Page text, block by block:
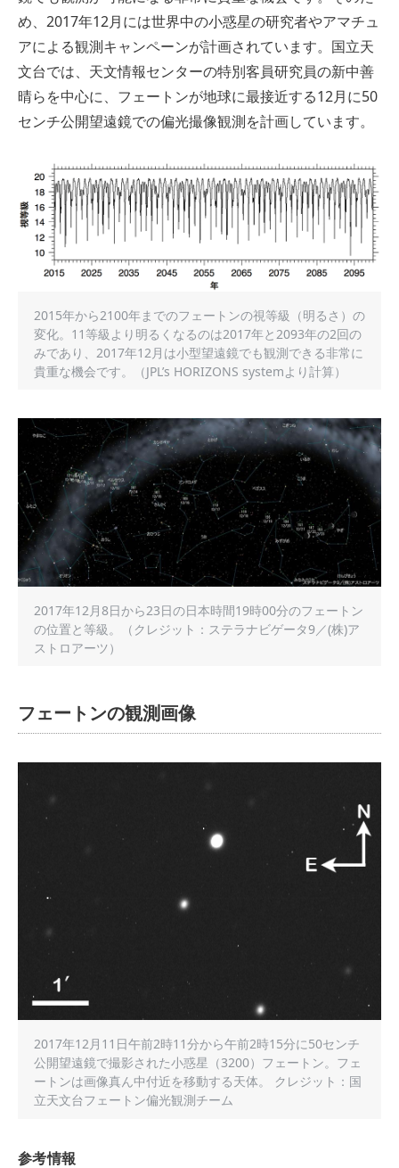
め、2017年12月には世界中の小惑星の研究者やアマチュ
アによる観測キャンペーンが計画されています。国立天
文台では、天文情報センターの特別客員研究員の新中善
晴らを中心に、フェートンが地球に最接近する12月に50
センチ公開望遠鏡での偏光撮像観測を計画しています。
2015年から2100年までのフェートンの視等級（明るさ）の
変化。11等級より明るくなるのは2017年と2093年の2回の
みであり、2017年12月は小型望遠鏡でも観測できる非常に
貴重な機会です。（JPL’s HORIZONS systemより計算）
2017年12月8日から23日の日本時間19時00分のフェートン
の位置と等級。（クレジット：ステラナビゲータ9／(株)ア
ストロアーツ）
フェートンの観測画像
2017年12月11日午前2時11分から午前2時15分に50センチ
公開望遠鏡で撮影された小惑星（3200）フェートン。フェ
ートンは画像真ん中付近を移動する天体。 クレジット：国
立天文台フェートン偏光観測チーム
参考情報